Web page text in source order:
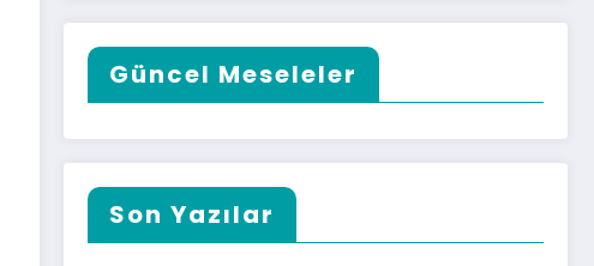
Güncel Meseleler
Son Yazılar